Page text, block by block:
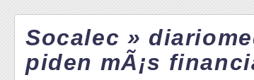
Socalec »
piden mÃ¡s